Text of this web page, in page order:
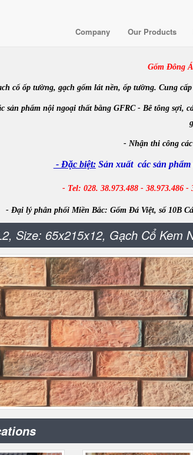
Company Our Products
Gốm Đông
cổ ốp tường, gạch gốm lát nền, ốp tường. Cung
sản phẩm nội ngoại thất bằng GFRC - Bê tông sợi,
- Nhận thi công
- Đặc biệt: Sản xuất các sản
- Tel: 028. 38.973.488 - 38.973.486 -
- Đại lý phân phối Miền Bắc: Gốm Đá Việt, số 10B
Size: 65x215x12, Gạch Cổ Kem